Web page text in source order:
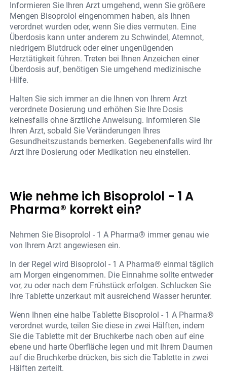
Informieren Sie Ihren Arzt umgehend, wenn Sie größere
Mengen Bisoprolol eingenommen haben, als Ihnen
verordnet wurden oder, wenn Sie dies vermuten. Eine
Überdosis kann unter anderem zu Schwindel, Atemnot,
niedrigem Blutdruck oder einer ungenügenden
Herztätigkeit führen. Treten bei Ihnen Anzeichen einer
Überdosis auf, benötigen Sie umgehend medizinische
Hilfe.
Halten Sie sich immer an die Ihnen von Ihrem Arzt
verordnete Dosierung und erhöhen Sie Ihre Dosis
keinesfalls ohne ärztliche Anweisung. Informieren Sie
Ihren Arzt, sobald Sie Veränderungen Ihres
Gesundheitszustands bemerken. Gegebenenfalls wird Ihr
Arzt Ihre Dosierung oder Medikation neu einstellen.
Wie nehme ich Bisoprolol - 1 A
Pharma® korrekt ein?
Nehmen Sie Bisoprolol - 1 A Pharma® immer genau wie
von Ihrem Arzt angewiesen ein.
In der Regel wird Bisoprolol - 1 A Pharma® einmal täglich
am Morgen eingenommen. Die Einnahme sollte entweder
vor, zu oder nach dem Frühstück erfolgen. Schlucken Sie
Ihre Tablette unzerkaut mit ausreichend Wasser herunter.
Wenn Ihnen eine halbe Tablette Bisoprolol - 1 A Pharma®
verordnet wurde, teilen Sie diese in zwei Hälften, indem
Sie die Tablette mit der Bruchkerbe nach oben auf eine
ebene und harte Oberfläche legen und mit Ihrem Daumen
auf die Bruchkerbe drücken, bis sich die Tablette in zwei
Hälften zerteilt.